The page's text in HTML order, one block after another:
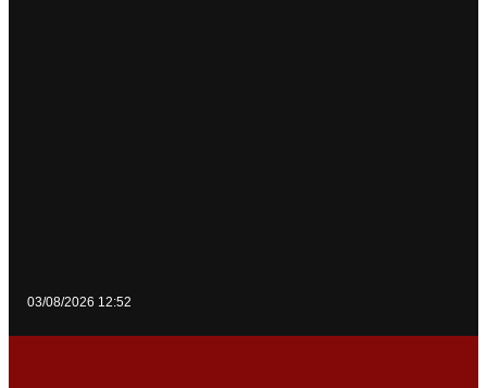
03/08/2026 12:52